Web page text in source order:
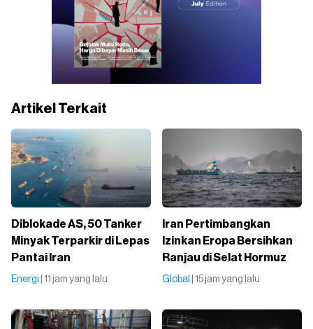
Artikel Terkait
Diblokade AS, 50 Tanker
Minyak Terparkir di Lepas
Pantai Iran
Energi | 11 jam yang lalu
Iran Pertimbangkan
Izinkan Eropa Bersihkan
Ranjau di Selat Hormuz
Global | 15 jam yang lalu